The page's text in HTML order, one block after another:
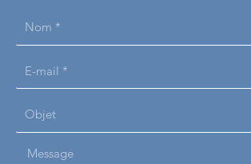
Nom
*
E-
mail
Objet
Message